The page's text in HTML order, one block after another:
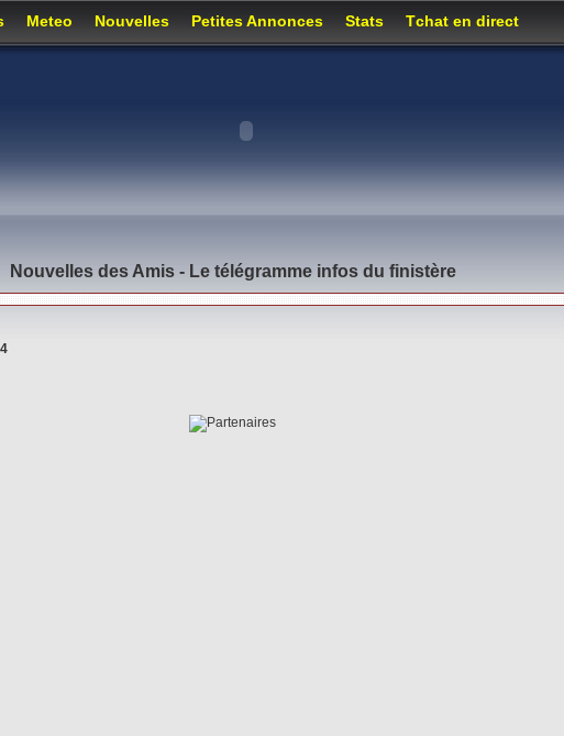
Meteo Nouvelles Petites Annonces Stats Tchat en direct
Nouvelles des Amis - Le télégramme infos du finistère